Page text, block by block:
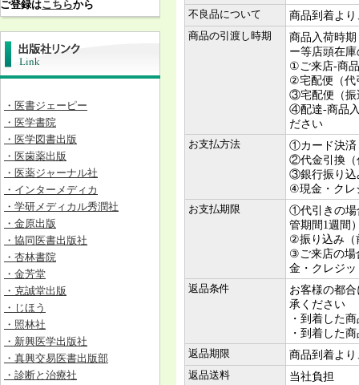
ご登録はこちらから
・医書ジェーピー
・医学書院
・医学図書出版
・医歯薬出版
・医薬ジャーナル社
・インターメディカ
・学研メディカル秀潤社
・金原出版
・協同医書出版社
・杏林書院
・金芳堂
・克誠堂出版
・じほう
・照林社
・新興医学出版社
・真興交易医書出版部
・診断と治療社
不良品について 商品到着よ
商品の引渡し時期
商品入荷時
ー等店頭在
①ご来店-商
②宅配便（代
③宅配便（振
④配達-商品
ださい
お支払方法
①カード決済
②代金引換（
③銀行振り込
④現金・クレ
お支払期限
①代引きの場
管期間1週間
②振り込み（
③ご来店の場
金・クレジ
返品条件
お客様の都
承ください
・到着した
・到着した
返品期限 商品到着よ
返品送料 当社負担